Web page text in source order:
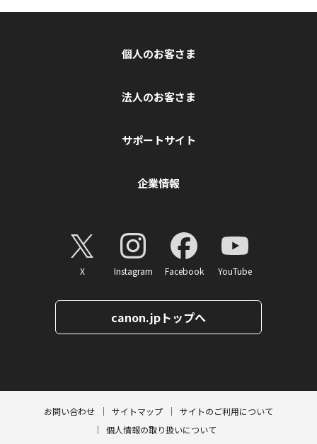
個人のお客さま
法人のお客さま
サポートサイト
企業情報
X Instagram Facebook YouTube
canon.jpトップへ
お問い合わせ サイトマップ
サイトのご利用について
個人情報の取り扱いについて